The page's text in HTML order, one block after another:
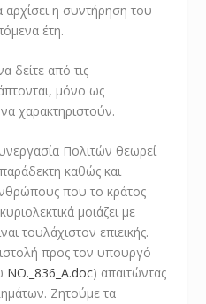
η συντήρηση του
έτη.
δείτε από τις
μόνο ως
χαρακτηριστούν.
Πολιτών θεωρεί
καθώς και
που το κράτος
μοιάζει με
τουλάχιστον επιεικής.
προς τον υπουργό
ΝΟ._836_Α.doc) απαιτώντας
Ζητούμε τα